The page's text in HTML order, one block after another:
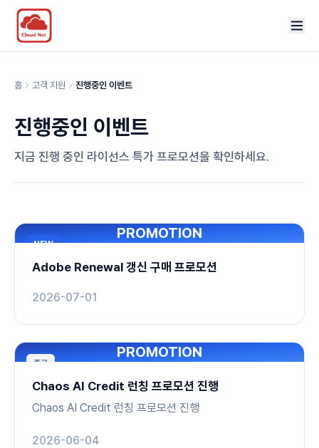
홈 고객 지원 진행중인 이벤트
진행중인 이벤트
지금 진행 중인 라이선스 특가 프로모션을 확인하세요.
PROMOTION
NEW
Adobe Renewal 갱신 구매 프로모션
2026-07-01
PROMOTION
종료
Chaos AI Credit 런칭 프로모션 진행
Chaos AI Credit 런칭 프로모션 진행
2026-06-04